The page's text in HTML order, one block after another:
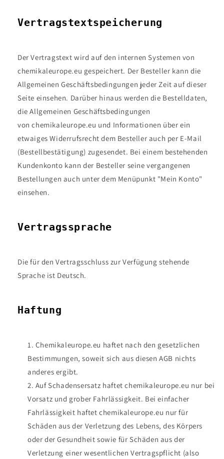
Vertragstextspeicherung
Der Vertragstext wird auf den internen Systemen von
chemikaleurope.eu gespeichert. Der Besteller kann die
Allgemeinen Geschäftsbedingungen jeder Zeit auf dieser
Seite einsehen. Darüber hinaus werden die Bestelldaten,
die Allgemeinen Geschäftsbedingungen
vonchemikaleurope.eu und Informationen über ein
etwaiges Widerrufsrecht dem Besteller auch per E-Mail
(Bestellbestätigung) zugesendet. Bei einem bestehenden
Kundenkonto kann der Besteller seine vergangenen
Bestellungen auch unter dem Menüpunkt "Mein Konto"
einsehen.
Vertragssprache
Die für den Vertragsschluss zur Verfügung stehende
Sprache ist Deutsch.
Haftung
Chemikaleurope.eu haftet nach den gesetzlichen
Bestimmungen, soweit sich aus diesen AGB nichts
anderes ergibt.
Auf Schadensersatz haftet chemikaleurope.eu nur bei
Vorsatz und grober Fahrlässigkeit. Bei einfacher
Fahrlässigkeit haftet chemikaleurope.eu nur für
Schäden aus der Verletzung des Lebens, des Körpers
oder der Gesundheit sowie für Schäden aus der
Verletzung einer wesentlichen Vertragspflicht (also